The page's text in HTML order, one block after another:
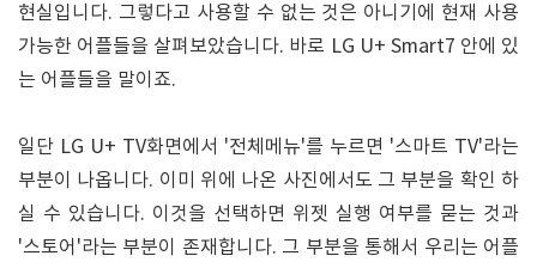
현실입니다. 그렇다고 사용할 수 없는 것은 아니기에 현재 사용
가능한 어플들을 살펴보았습니다. 바로 LG U+ Smart7 안에 있
는 어플들을 말이죠.
일단 LG U+ TV화면에서 '전체메뉴'를 누르면 '스마트 TV'라는
부분이 나옵니다. 이미 위에 나온 사진에서도 그 부분을 확인 하
실 수 있습니다. 이것을 선택하면 위젯 실행 여부를 묻는 것과
'스토어'라는 부분이 존재합니다. 그 부분을 통해서 우리는 어플